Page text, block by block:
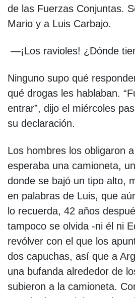
de las Fuerzas Conjuntas.
Mario y a Luis Carbajo.
—¡Los ravioles! ¿Dónde
Ninguno supo qué
qué drogas les hablaban.
entrar”, dijo el miércoles
su declaración.
Los hombres los obligaron
esperaba una camioneta,
donde se bajó un tipo alto,
en palabras de Luis, que
lo recuerda, 42 años
tampoco se olvida -ni él ni
revólver con el que los
dos capuchas, así que a
una bufanda alrededor de
subieron a la camioneta.